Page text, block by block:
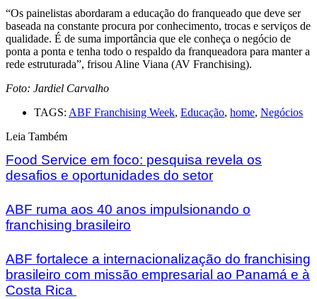
“Os painelistas abordaram a educação do franqueado que deve ser
baseada na constante procura por conhecimento, trocas e serviços de
qualidade. É de suma importância que ele conheça o negócio de
ponta a ponta e tenha todo o respaldo da franqueadora para manter a
rede estruturada”, frisou Aline Viana (AV Franchising).
Foto: Jardiel Carvalho
TAGS: ABF Franchising Week, Educação, home, Negócios
Leia Também
Food Service em foco: pesquisa revela os
desafios e oportunidades do setor
ABF ruma aos 40 anos impulsionando o
franchising brasileiro
ABF fortalece a internacionalização do franchising
brasileiro com missão empresarial ao Panamá e à
Costa Rica